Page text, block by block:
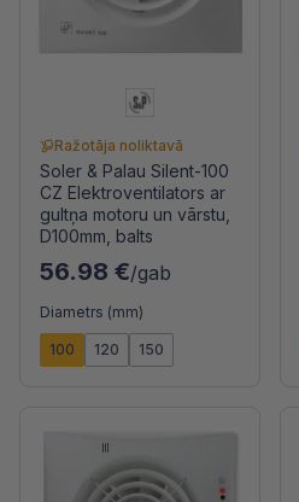
Ražotāja noliktavā
Soler & Palau Silent-100
CZ Elektroventilators ar
gultņa motoru un vārstu,
D100mm, balts
56.98 €/gab
Diametrs (mm)
100 120 150